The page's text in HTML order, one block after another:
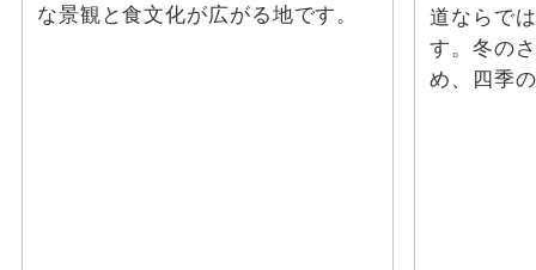
な景観と食文化が広がる地です。
道ならで
す。冬の
め、四季